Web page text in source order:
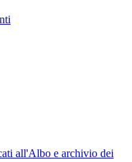
all'Albo e archivio dei